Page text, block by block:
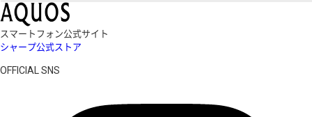
スマートフォン公式サイト
シャープ公式ストア
OFFICIAL SNS